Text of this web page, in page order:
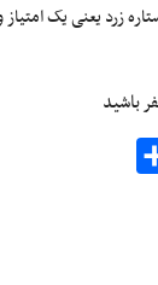
یعنی یک امتیاز و
باشید